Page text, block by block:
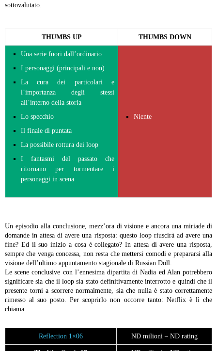
sottovalutato.
THUMBS UP THUMBS DOWN
Una serie fuori dall’ordinario
I personaggi (principali e non)
La cura dei particolari e
l’importanza degli stessi
all’interno della storia
Lo specchio
Il finale di puntata
La possibile rottura dei loop
I fantasmi del passato che
ritornano per tormentare i
personaggi in scena
Niente
Un episodio alla conclusione, mezz’ora di visione e ancora una miriade di
domande in attesa di avere una risposta: questo loop riuscirà ad avere una
fine? Ed il suo inizio a cosa è collegato? In attesa di avere una risposta,
sempre che venga concessa, non resta che mettersi comodi e prepararsi alla
visione dell’ultimo appuntamento stagionale di Russian Doll.
Le scene conclusive con l’ennesima dipartita di Nadia ed Alan potrebbero
significare sia che il loop sia stato definitivamente interrotto e quindi che il
presente torni a scorrere normalmente, sia che nulla è stato correttamente
rimesso al suo posto. Per scoprirlo non occorre tanto: Netflix è lì che
chiama.
Reflection 1×06 ND milioni – ND rating